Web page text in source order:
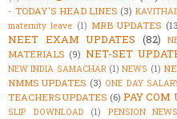
- TODAY'S HEAD LINES (3)
maternity leave (1) MRB UPDATES
NEET EXAM UPDATES (82)
MATERIALS (9) NET-SET
NEW INDIA SAMACHAR (1) NEWS (1)
NMMS UPDATES (3) ONE DAY
TEACHERS UPDATES (6) PAY COM
SLIP DOWNLOAD
(1) PENSION NEWS